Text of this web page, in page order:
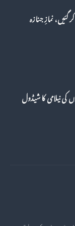
نمازِ جنازہ
کی نیلامی کا شیڈول